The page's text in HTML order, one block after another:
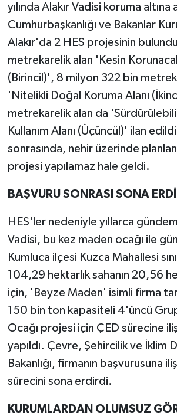
yılında Alakır Vadisi koruma altına
Cumhurbaşkanlığı ve Bakanlar
Alakır'da 2 HES projesinin
metrekarelik alan 'Kesin
(Birincil)', 8 milyon 322 bin
'Nitelikli Doğal Koruma Alanı
metrekarelik alan da
Kullanım Alanı (Üçüncül)' ilan
sonrasında, nehir üzerinde
projesi yapılamaz hale geldi.
BAŞVURU SONRASI SONA ERDİ
HES'ler nedeniyle yıllarca
Vadisi, bu kez maden ocağı ile
Kumluca ilçesi Kuzca Mahallesi
104,29 hektarlık sahanın 20,56
için, 'Beyze Maden' isimli firma
150 bin ton kapasiteli 4'üncü
Ocağı projesi için ÇED sürecine
yapıldı. Çevre, Şehircilik ve İklim
Bakanlığı, firmanın başvurusuna
sürecini sona erdirdi.
KURUMLARDAN OLUMSUZ